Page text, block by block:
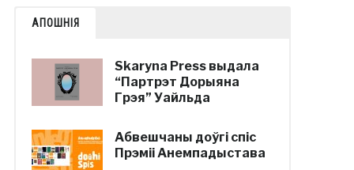
АПОШНІЯ
Skaryna Press выдала
“Партрэт Дорыяна
Грэя” Уайльда
Абвешчаны доўгі спіс
Прэміі Анемпадыстава